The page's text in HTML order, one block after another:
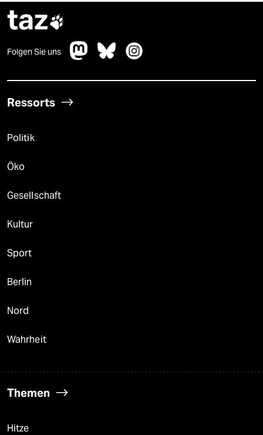
taz
Folgen Sie uns
Ressorts
Politik
Öko
Gesellschaft
Kultur
Sport
Berlin
Nord
Wahrheit
Themen
Hitze